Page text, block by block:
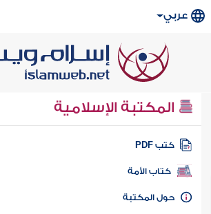
عربي
المكتبة الإسلامية
كتب PDF
كتاب الأمة